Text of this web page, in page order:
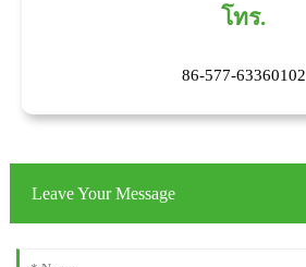
โทร.
86-577-63360102
Leave Your Message